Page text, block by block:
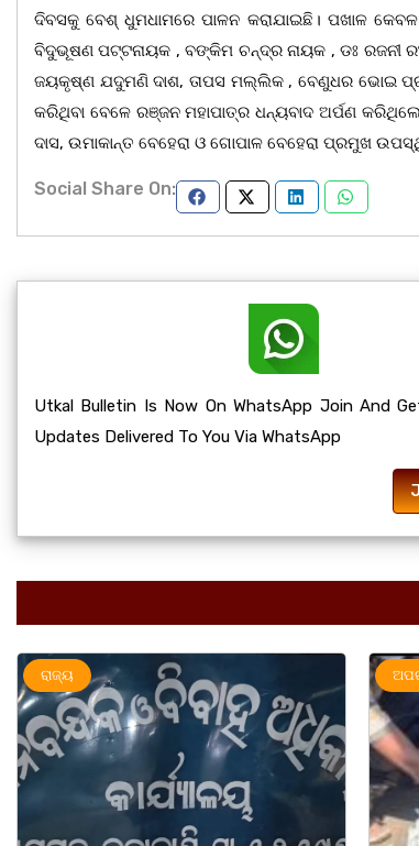
ଦିବସକୁ ବେଶ୍ ଧୁମଧାମରେ ପାଳନ କରାଯାଇଛି। ପଖାଳ
ବିଦୁଭୂଷଣ ପଟ୍ଟନାୟକ , ବଙ୍କିମ ଚନ୍ଦ୍ର ନାୟକ , ଡଃ ରଜନୀ
ଜୟକୃଷ୍ଣ ଯଦୁମଣି ଦାଶ, ତାପସ ମଲ୍ଲିକ , ବେଣୁଧର ଭୋଇ
କରିଥିବା ବେଳେ ରଞ୍ଜନ ମହାପାତ୍ର ଧନ୍ୟବାଦ ଅର୍ପଣ
ଦାସ, ଉମାକାନ୍ତ ବେହେରା ଓ ଗୋପାଳ ବେହେରା ପ୍ରମୁଖ
Social Share On:
Utkal Bulletin Is Now On WhatsApp Join And
Updates Delivered To You Via WhatsApp
ଅପରାଧ ରାଜ୍ୟ